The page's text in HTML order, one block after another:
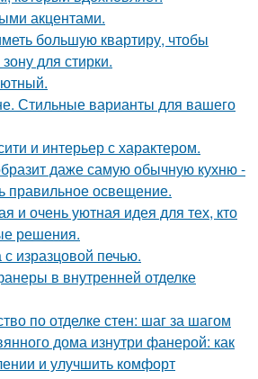
акцентами.
большую квартиру, чтобы
для стирки.
Стильные варианты для вашего
и интерьер с характером.
даже самую обычную кухню -
правильное освещение.
и очень уютная идея для тех, кто
решения.
изразцовой печью.
в внутренней отделке
по отделке стен: шаг за шагом
дома изнутри фанерой: как
и улучшить комфорт